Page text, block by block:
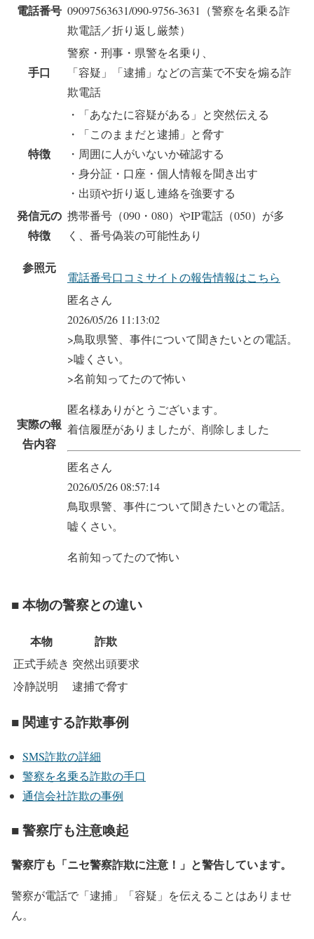
電話番号 09097563631/090-9756-3631（警察を名乗る詐
欺電話／折り返し厳禁）
手口
警察・刑事・県警を名乗り、
「容疑」「逮捕」などの言葉で不安を煽る詐
欺電話
特徴
・「あなたに容疑がある」と突然伝える
・「このままだと逮捕」と脅す
・周囲に人がいないか確認する
・身分証・口座・個人情報を聞き出す
・出頭や折り返し連絡を強要する
発信元の
特徴
携帯番号（090・080）やIP電話（050）が多
く、番号偽装の可能性あり
参照元
電話番号口コミサイトの報告情報はこちら
実際の報
告内容
匿名さん
2026/05/26 11:13:02
>鳥取県警、事件について聞きたいとの電話。
>嘘くさい。
>名前知ってたので怖い
匿名様ありがとうございます。
着信履歴がありましたが、削除しました
匿名さん
2026/05/26 08:57:14
鳥取県警、事件について聞きたいとの電話。
嘘くさい。
名前知ってたので怖い
■ 本物の警察との違い
本物 詐欺
正式手続き 突然出頭要求
冷静説明
逮捕で脅す
■ 関連する詐欺事例
SMS詐欺の詳細
警察を名乗る詐欺の手口
通信会社詐欺の事例
■ 警察庁も注意喚起
警察庁も「ニセ警察詐欺に注意！」と警告しています。
警察が電話で「逮捕」「容疑」を伝えることはありませ
ん。